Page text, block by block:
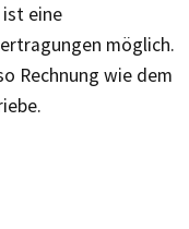
eine
möglich.
Rechnung wie dem